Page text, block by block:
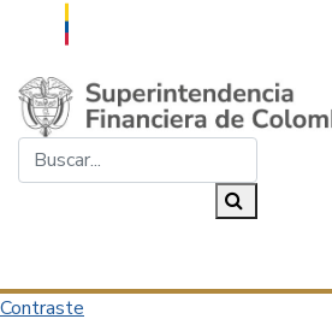
Saltar al contenido principal
Contraste